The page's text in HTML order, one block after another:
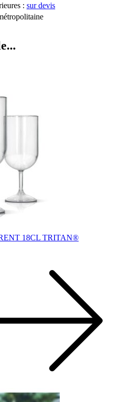
: sur devis
18CL TRITAN®